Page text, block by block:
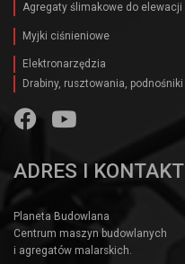
Agregaty ślimakowe do elewacji
Myjki ciśnieniowe
Elektronarzędzia
Drabiny, rusztowania, podnośniki
ADRES I KONTAKT
Planeta Budowlana
Centrum maszyn budowlanych
i agregatów malarskich.